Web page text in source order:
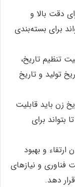
بالا و
برای بسته‌بندی
تنظیم تاریخ،
و تاریخ
باید قابلیت
برای
و بهبود
و نیازهای
دهد.